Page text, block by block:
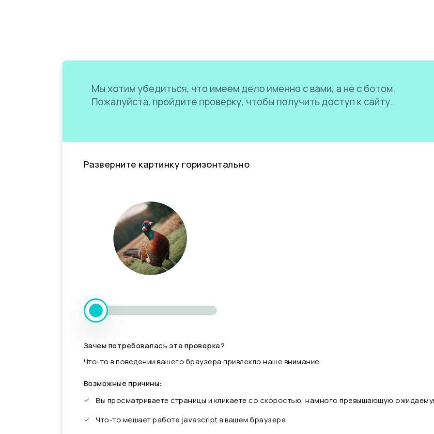
Мы хотим убедиться, что имеем дело именно с вами, а не с ботом.
Пожалуйста, пройдите проверку, чтобы получить доступ к сайту.
Разверните картинку горизонтально
Зачем потребовалась эта проверка?
Что-то в поведении вашего браузера привлекло наше внимание.
Возможные причины:
Вы просматриваете страницы и кликаете со скоростью, намного превышающую
Что-то мешает работе javascript в вашем браузере